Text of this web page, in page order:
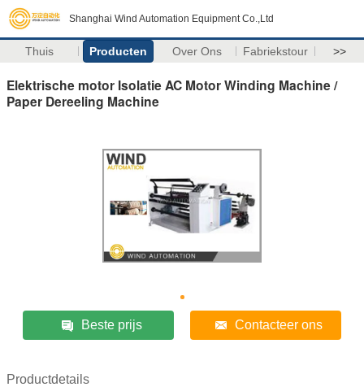
Shanghai Wind Automation Equipment Co.,Ltd
Thuis Producten Over Ons Fabriekstour >>
Elektrische motor Isolatie AC Motor Winding Machine /
Paper Dereeling Machine
Beste prijs Contacteer ons
Productdetails